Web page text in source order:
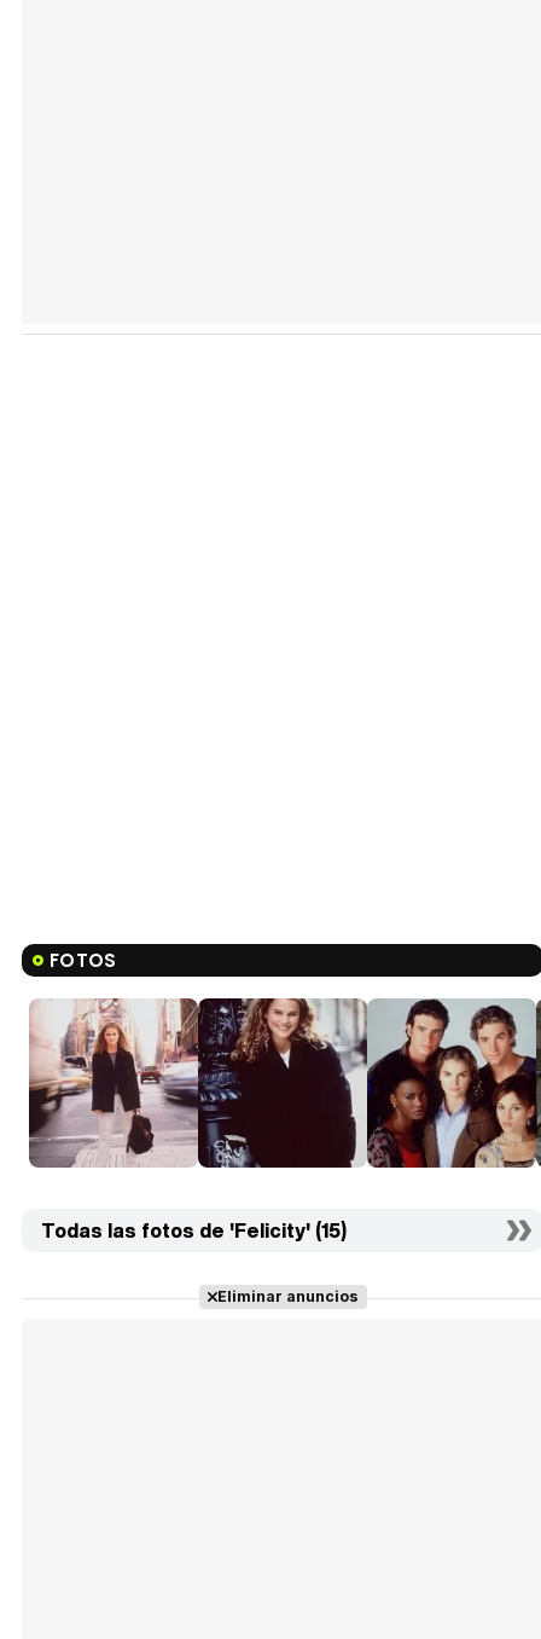
FOTOS
Todas las fotos de 'Felicity' (15)
Eliminar anuncios